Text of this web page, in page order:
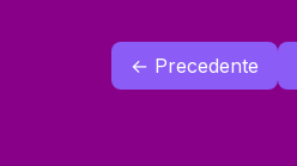
← Precedente